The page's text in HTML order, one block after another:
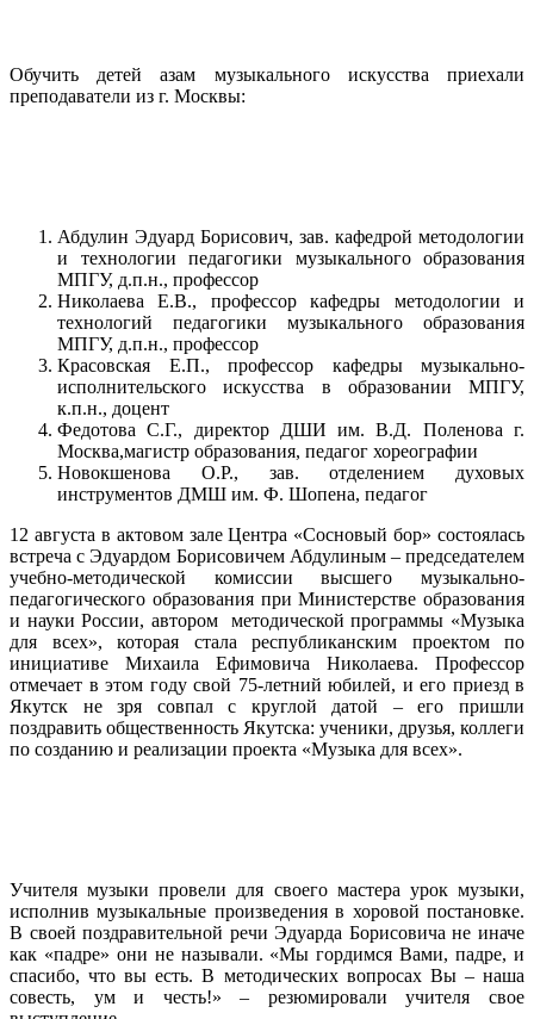
Обучить детей азам музыкального искусства приехали
преподаватели из г. Москвы:
Абдулин Эдуард Борисович, зав. кафедрой методологии
и технологии педагогики музыкального образования
МПГУ, д.п.н., профессор
Николаева Е.В., профессор кафедры методологии и
технологий педагогики музыкального образования
МПГУ, д.п.н., профессор
Красовская Е.П., профессор кафедры музыкально-
исполнительского искусства в образовании МПГУ,
к.п.н., доцент
Федотова С.Г., директор ДШИ им. В.Д. Поленова г.
Москва,магистр образования, педагог хореографии
Новокшенова О.Р., зав. отделением духовых
инструментов ДМШ им. Ф. Шопена, педагог
12 августа в актовом зале Центра «Сосновый бор» состоялась
встреча с Эдуардом Борисовичем Абдулиным – председателем
учебно-методической комиссии высшего музыкально-
педагогического образования при Министерстве образования
и науки России, автором методической программы «Музыка
для всех», которая стала республиканским проектом по
инициативе Михаила Ефимовича Николаева. Профессор
отмечает в этом году свой 75-летний юбилей, и его приезд в
Якутск не зря совпал с круглой датой – его пришли
поздравить общественность Якутска: ученики, друзья, коллеги
по созданию и реализации проекта «Музыка для всех».
Учителя музыки провели для своего мастера урок музыки,
исполнив музыкальные произведения в хоровой постановке.
В своей поздравительной речи Эдуарда Борисовича не иначе
как «падре» они не называли. «Мы гордимся Вами, падре, и
спасибо, что вы есть. В методических вопросах Вы – наша
совесть, ум и честь!» – резюмировали учителя свое